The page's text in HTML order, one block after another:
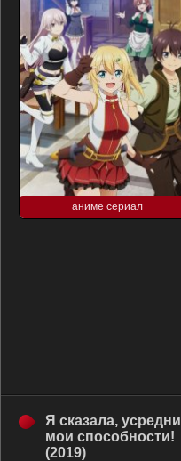
аниме сериал
Я сказала, усредни
мои способности!
(2019)